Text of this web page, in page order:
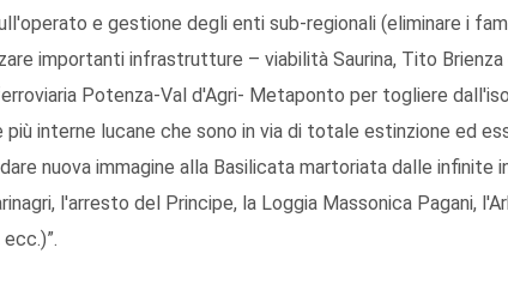
e gestione degli enti sub-regionali (eliminare i
importanti infrastrutture – viabilità Saurina, Tito
Potenza-Val d'Agri- Metaponto per togliere
più interne lucane che sono in via di totale estinzione ed
nuova immagine alla Basilicata martoriata dalle infinite
l'arresto del Principe, la Loggia Massonica Pagani,